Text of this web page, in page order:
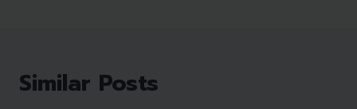
Similar Posts